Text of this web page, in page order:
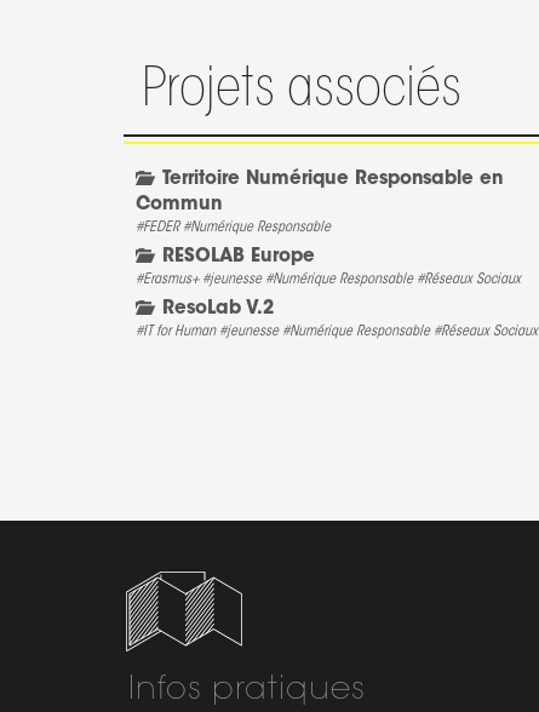
Projets associés
Territoire Numérique Responsable en
Commun
#FEDER #Numérique Responsable
RESOLAB Europe
#Erasmus+ #jeunesse #Numérique Responsable #Réseaux Sociaux
ResoLab V.2
#IT for Human #jeunesse #Numérique Responsable #Réseaux Sociaux
Infos pratiques